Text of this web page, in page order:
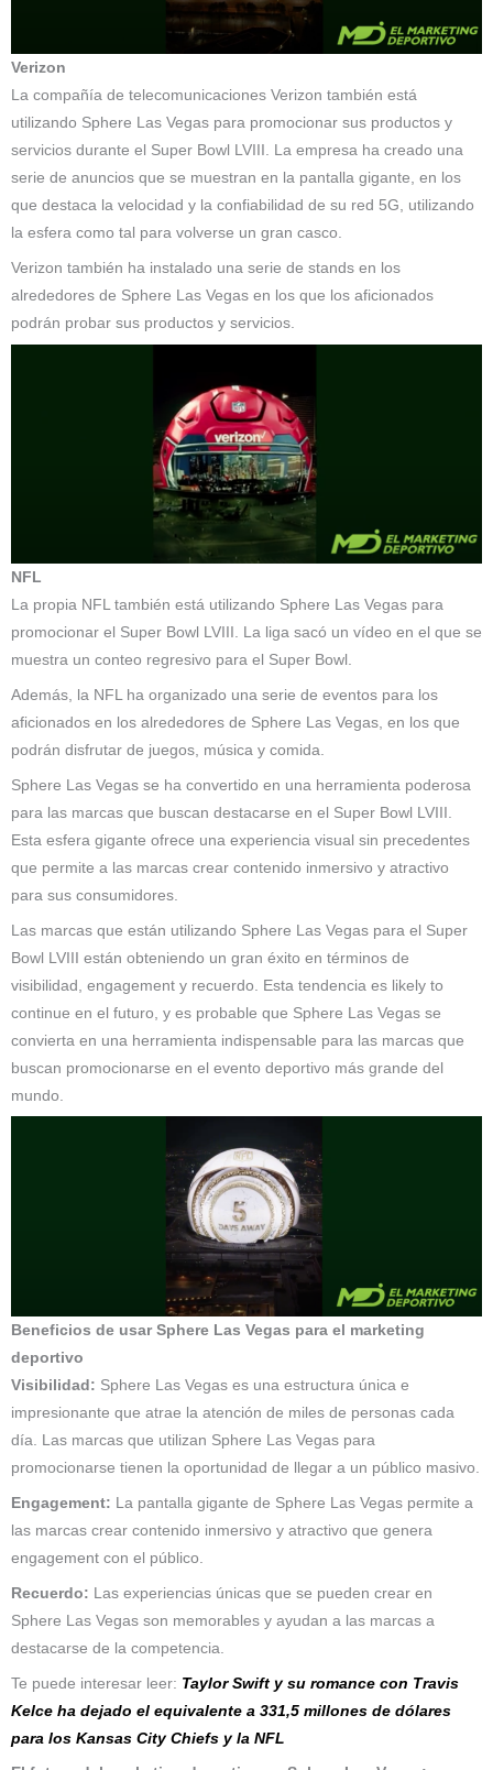
Verizon
La compañía de telecomunicaciones Verizon también está
utilizando Sphere Las Vegas para promocionar sus productos y
servicios durante el Super Bowl LVIII. La empresa ha creado una
serie de anuncios que se muestran en la pantalla gigante, en los
que destaca la velocidad y la confiabilidad de su red 5G, utilizando
la esfera como tal para volverse un gran casco.
Verizon también ha instalado una serie de stands en los
alrededores de Sphere Las Vegas en los que los aficionados
podrán probar sus productos y servicios.
NFL
La propia NFL también está utilizando Sphere Las Vegas para
promocionar el Super Bowl LVIII. La liga sacó un vídeo en el que se
muestra un conteo regresivo para el Super Bowl.
Además, la NFL ha organizado una serie de eventos para los
aficionados en los alrededores de Sphere Las Vegas, en los que
podrán disfrutar de juegos, música y comida.
Sphere Las Vegas se ha convertido en una herramienta poderosa
para las marcas que buscan destacarse en el Super Bowl LVIII.
Esta esfera gigante ofrece una experiencia visual sin precedentes
que permite a las marcas crear contenido inmersivo y atractivo
para sus consumidores.
Las marcas que están utilizando Sphere Las Vegas para el Super
Bowl LVIII están obteniendo un gran éxito en términos de
visibilidad, engagement y recuerdo. Esta tendencia es likely to
continue en el futuro, y es probable que Sphere Las Vegas se
convierta en una herramienta indispensable para las marcas que
buscan promocionarse en el evento deportivo más grande del
mundo.
Beneficios de usar Sphere Las Vegas para el marketing
deportivo
Visibilidad: Sphere Las Vegas es una estructura única e
impresionante que atrae la atención de miles de personas cada
día. Las marcas que utilizan Sphere Las Vegas para
promocionarse tienen la oportunidad de llegar a un público masivo.
Engagement: La pantalla gigante de Sphere Las Vegas permite a
las marcas crear contenido inmersivo y atractivo que genera
engagement con el público.
Recuerdo: Las experiencias únicas que se pueden crear en
Sphere Las Vegas son memorables y ayudan a las marcas a
destacarse de la competencia.
Te puede interesar leer: Taylor Swift y su romance con Travis
Kelce ha dejado el equivalente a 331,5 millones de dólares
para los Kansas City Chiefs y la NFL